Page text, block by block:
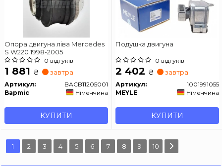
Опора двигуна ліва Mercedes
S W220 1998-2005
0 відгуків
1 881 ₴ завтра
Артикул:
BACB11205001
Bapmic
Німеччина
КУПИТИ
Подушка двигуна
0 відгуків
2 402 ₴ завтра
Артикул:
1001991055
MEYLE
Німеччина
КУПИТИ
1 2 3 4 5 6 7 8 9 10